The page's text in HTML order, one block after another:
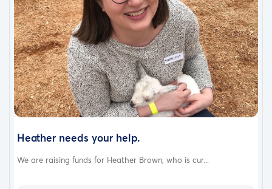
Heather needs your help.
We are raising funds for Heather Brown, who is cur...